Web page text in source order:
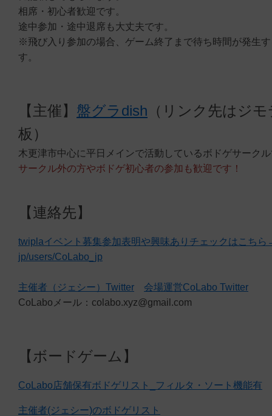
相席・初心者歓迎です。
途中参加・途中退席も大丈夫です。
※飛び入り参加の場合、ゲーム終了まで待ち時間が発生
す。
【主催】 盤グラdish （リンク先はジ
板）
木更津市中心に平日メインで活動しているボドゲサーク
サークル外の方やボドゲ初心者の参加も歓迎です！
【連絡先】
twiplaイベント募集参加表明や興味ありチェックはこち
jp/users/CoLabo_jp
主催者（ジェシー）Twitter
会場運営CoLabo Twitter
CoLaboメール：colabo.xyz@gmail.com
【ボードゲーム】
CoLabo店舗保有ボドゲリスト_フィルタ・ソート機能有
主催者(ジェシー)のボドゲリスト